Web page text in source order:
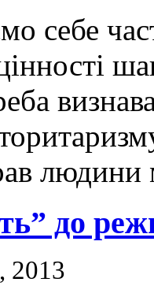
себе
людини
до
2013